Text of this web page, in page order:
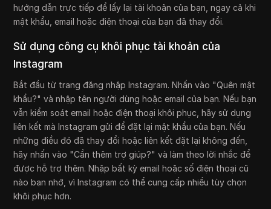
hướng dẫn trực tiếp để lấy lại tài khoản của bạn, ngay cả khi
mật khẩu, email hoặc điện thoại của bạn đã thay đổi.
Sử dụng công cụ khôi phục tài khoản của
Instagram
Bắt đầu từ trang đăng nhập Instagram. Nhấn vào "Quên mật
khẩu?" và nhập tên người dùng hoặc email của bạn. Nếu bạn
vẫn kiểm soát email hoặc điện thoại khôi phục, hãy sử dụng
liên kết mà Instagram gửi để đặt lại mật khẩu của bạn. Nếu
những điều đó đã thay đổi hoặc liên kết đặt lại không đến,
hãy nhấn vào "Cần thêm trợ giúp?" và làm theo lời nhắc để
được hỗ trợ thêm. Nhập bất kỳ email hoặc số điện thoại cũ
nào bạn nhớ, vì Instagram có thể cung cấp nhiều tùy chọn
khôi phục hơn.